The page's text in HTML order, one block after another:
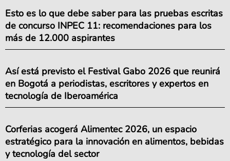
Esto es lo que debe saber para las pruebas escritas
de concurso INPEC 11: recomendaciones para los
más de 12.000 aspirantes
Así está previsto el Festival Gabo 2026 que reunirá
en Bogotá a periodistas, escritores y expertos en
tecnología de Iberoamérica
Corferias acogerá Alimentec 2026, un espacio
estratégico para la innovación en alimentos, bebidas
y tecnología del sector